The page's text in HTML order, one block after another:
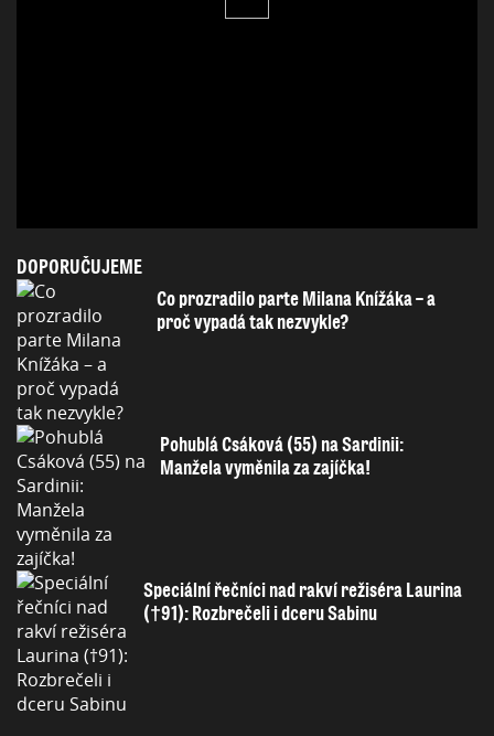
DOPORUČUJEME
Co prozradilo parte Milana Knížáka – a
proč vypadá tak nezvykle?
Pohublá Csáková (55) na Sardinii:
Manžela vyměnila za zajíčka!
Speciální řečníci nad rakví režiséra Laurina
(†91): Rozbrečeli i dceru Sabinu